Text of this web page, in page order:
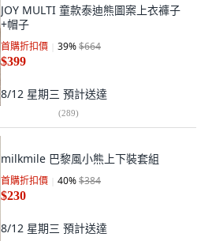
JOY MULTI 童款泰迪熊圖案上衣褲子
+帽子
首購折扣價 39%$664
$399
8/12 星期三 預計送達
(289)
milkmile 巴黎風小熊上下裝套組
首購折扣價 40%$384
$230
8/12 星期三 預計送達